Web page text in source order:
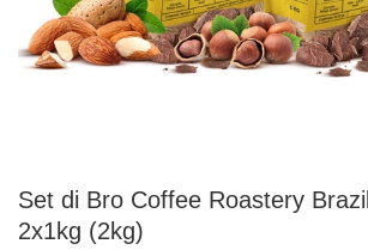
Set di Bro Coffee Roastery
2x1kg (2kg)